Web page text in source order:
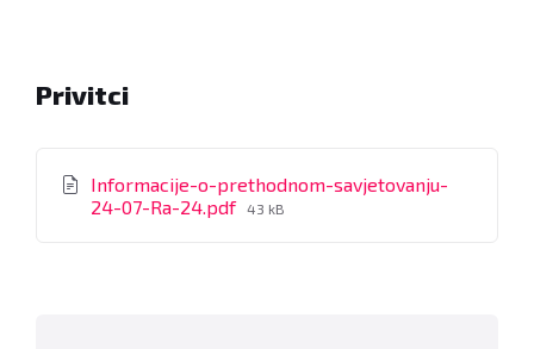
Privitci
Informacije-o-prethodnom-savjetovanju-
24-07-Ra-24.pdf File
43 kB